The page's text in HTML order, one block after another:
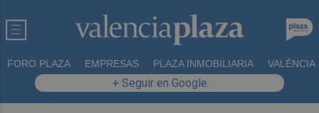
FORO PLAZA EMPRESAS PLAZA INMOBILIARIA VALÈNCIA
+ Seguir en Google